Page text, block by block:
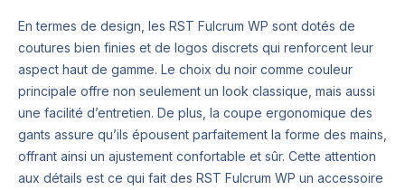
En termes de design, les RST Fulcrum WP sont dotés de
coutures bien finies et de logos discrets qui renforcent leur
aspect haut de gamme. Le choix du noir comme couleur
principale offre non seulement un look classique, mais aussi
une facilité d’entretien. De plus, la coupe ergonomique des
gants assure qu’ils épousent parfaitement la forme des mains,
offrant ainsi un ajustement confortable et sûr. Cette attention
aux détails est ce qui fait des RST Fulcrum WP un accessoire